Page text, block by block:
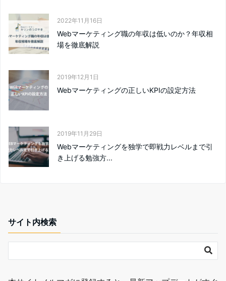
2022年11月16日
Webマーケティング職の年収は低いのか？年収相
場を徹底解説
2019年12月1日
Webマーケティングの正しいKPIの設定方法
2019年11月29日
Webマーケティングを独学で即戦力レベルまで引
き上げる勉強方...
サイト内検索